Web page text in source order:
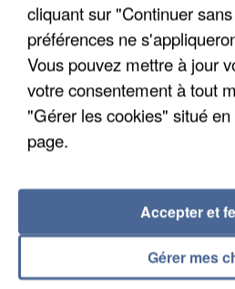
UNE TOURISTE DE L’OISE
COULÉE DE BOUE EN
cliquant sur "Continuer
préférences ne
Vous pouvez mettre à jour
votre consentement à tout
"Gérer les cookies" situé
page.
Gérer mes
Accepter et